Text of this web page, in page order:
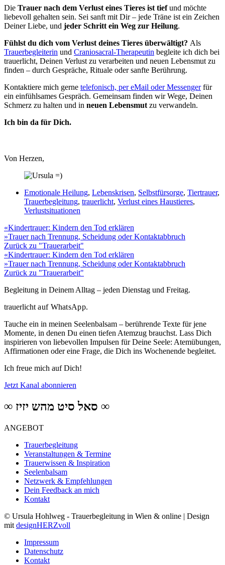
Die Trauer nach dem Verlust eines Tieres ist tiefund möchte
liebevoll gehalten sein. Sei sanft mit Dir – jede Träne ist ein Zeichen
Deiner Liebe, und jeder Schritt ein Weg zur Heilung.
Fühlst du dich vom Verlust deines Tieres überwältigt? Als
Trauerbegleiterin und Craniosacral-Therapeutin begleite ich dich bei
trauerlicht, Deinen Verlust zu verarbeiten und neuen Lebensmut zu
finden – durch Gespräche, Rituale oder sanfte Berührung.
Kontaktiere mich gerne telefonisch, per eMail oder Messengerfür
ein einfühlsames Gespräch. Gemeinsam finden wir Wege, Deinen
Schmerz zu halten und in neuen Lebensmut zu verwandeln.
Ich bin da für Dich.
Von Herzen,
Emotionale Heilung, Lebenskrisen, Selbstfürsorge, Tiertrauer,
Trauerbegleitung, trauerlicht, Verlust eines Haustieres,
Verlustsituationen
«Kindertrauer: Kindern den Tod erklären
»Trauer nach Trennung, Scheidung oder Kontaktabbruch
Zurück zu "Trauerarbeit"
«Kindertrauer: Kindern den Tod erklären
»Trauer nach Trennung, Scheidung oder Kontaktabbruch
Zurück zu "Trauerarbeit"
Begleitung in Deinem Alltag – jeden Dienstag und Freitag.
trauerlicht auf WhatsApp.
Tauche ein in meinen Seelenbalsam – berührende Texte für jene
Momente, in denen Du einen tiefen Atemzug brauchst. Lass Dich
inspirieren von liebevollen Impulsen für Deine Seele: Atemübungen,
Affirmationen oder eine Frage, die Dich ins Wochenende begleitet.
Ich freue mich auf Dich!
Jetzt Kanal abonnieren
∞ סאל סיט מהש יזיז ∞
ANGEBOT
Trauerbegleitung
Veranstaltungen & Termine
Trauerwissen & Inspiration
Seelenbalsam
Netzwerk & Empfehlungen
Dein Feedback an mich
Kontakt
© Ursula Hohlweg - Trauerbegleitung in Wien & online | Design
mit designHERZvoll
Impressum
Datenschutz
Kontakt